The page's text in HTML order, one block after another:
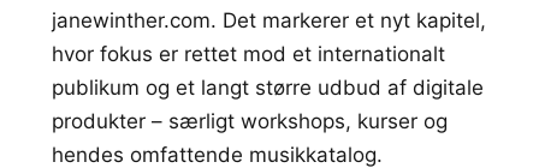
janewinther.com. Det markerer et nyt kapitel,
hvor fokus er rettet mod et internationalt
publikum og et langt større udbud af digitale
produkter – særligt workshops, kurser og
hendes omfattende musikkatalog.